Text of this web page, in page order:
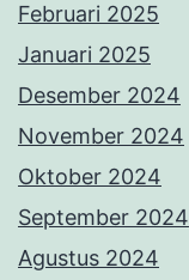
Februari 2025
Januari 2025
Desember 2024
November 2024
Oktober 2024
September 2024
Agustus 2024